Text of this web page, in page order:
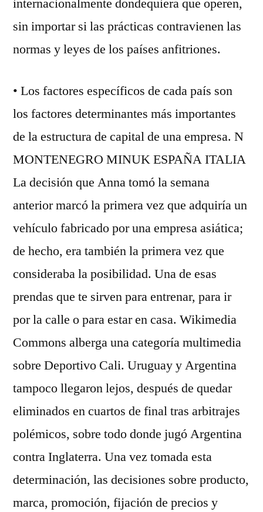
internacionalmente dondequiera que operen,
sin importar si las prácticas contravienen las
normas y leyes de los países anfitriones.
• Los factores específicos de cada país son
los factores determinantes más importantes
de la estructura de capital de una empresa. N
MONTENEGRO MINUK ESPAÑA ITALIA
La decisión que Anna tomó la semana
anterior marcó la primera vez que adquiría un
vehículo fabricado por una empresa asiática;
de hecho, era también la primera vez que
consideraba la posibilidad. Una de esas
prendas que te sirven para entrenar, para ir
por la calle o para estar en casa. Wikimedia
Commons alberga una categoría multimedia
sobre Deportivo Cali. Uruguay y Argentina
tampoco llegaron lejos, después de quedar
eliminados en cuartos de final tras arbitrajes
polémicos, sobre todo donde jugó Argentina
contra Inglaterra. Una vez tomada esta
determinación, las decisiones sobre producto,
marca, promoción, fijación de precios y